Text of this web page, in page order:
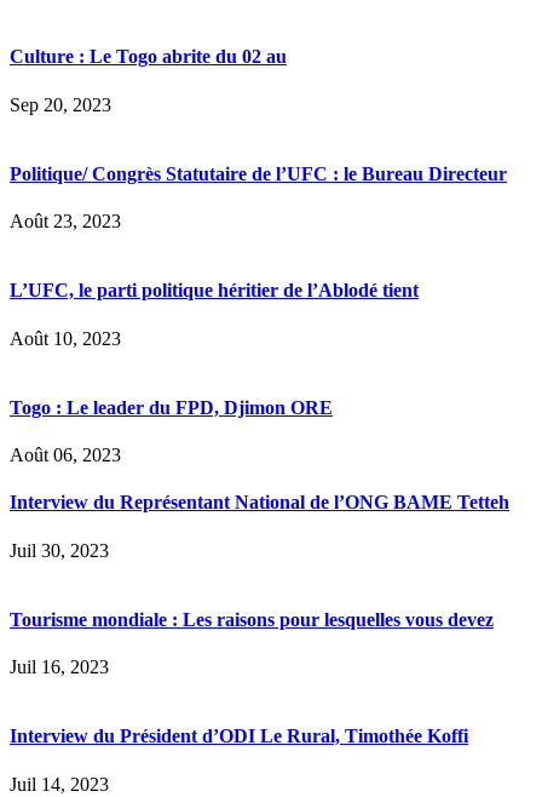
Culture : Le Togo abrite du 02 au
Sep 20, 2023
Politique/ Congrès Statutaire de l’UFC : le Bureau Directeur
Août 23, 2023
L’UFC, le parti politique héritier de l’Ablodé tient
Août 10, 2023
Togo : Le leader du FPD, Djimon ORE
Août 06, 2023
Interview du Représentant National de l’ONG BAME Tetteh
Juil 30, 2023
Tourisme mondiale : Les raisons pour lesquelles vous devez
Juil 16, 2023
Interview du Président d’ODI Le Rural, Timothée Koffi
Juil 14, 2023